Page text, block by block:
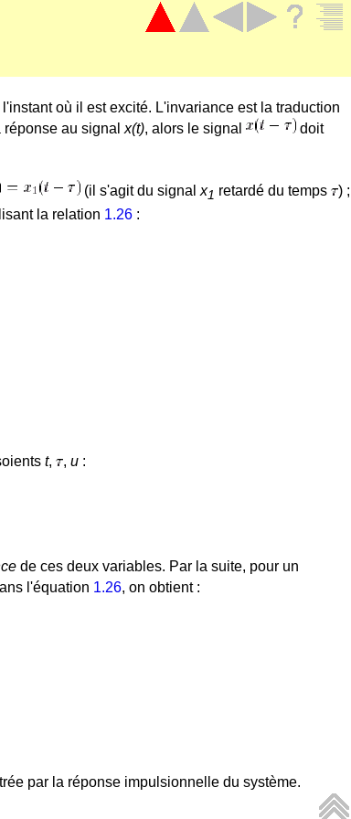
l'instant où il est excité. L'invariance est la traduction
réponse au signal x(t), alors le signal
doit
(il s'agit du signal x1 retardé du temps
) ;
la relation 1.26 :
t, , u :
de ces deux variables. Par la suite, pour un
l'équation 1.26, on obtient :
par la réponse impulsionnelle du système.